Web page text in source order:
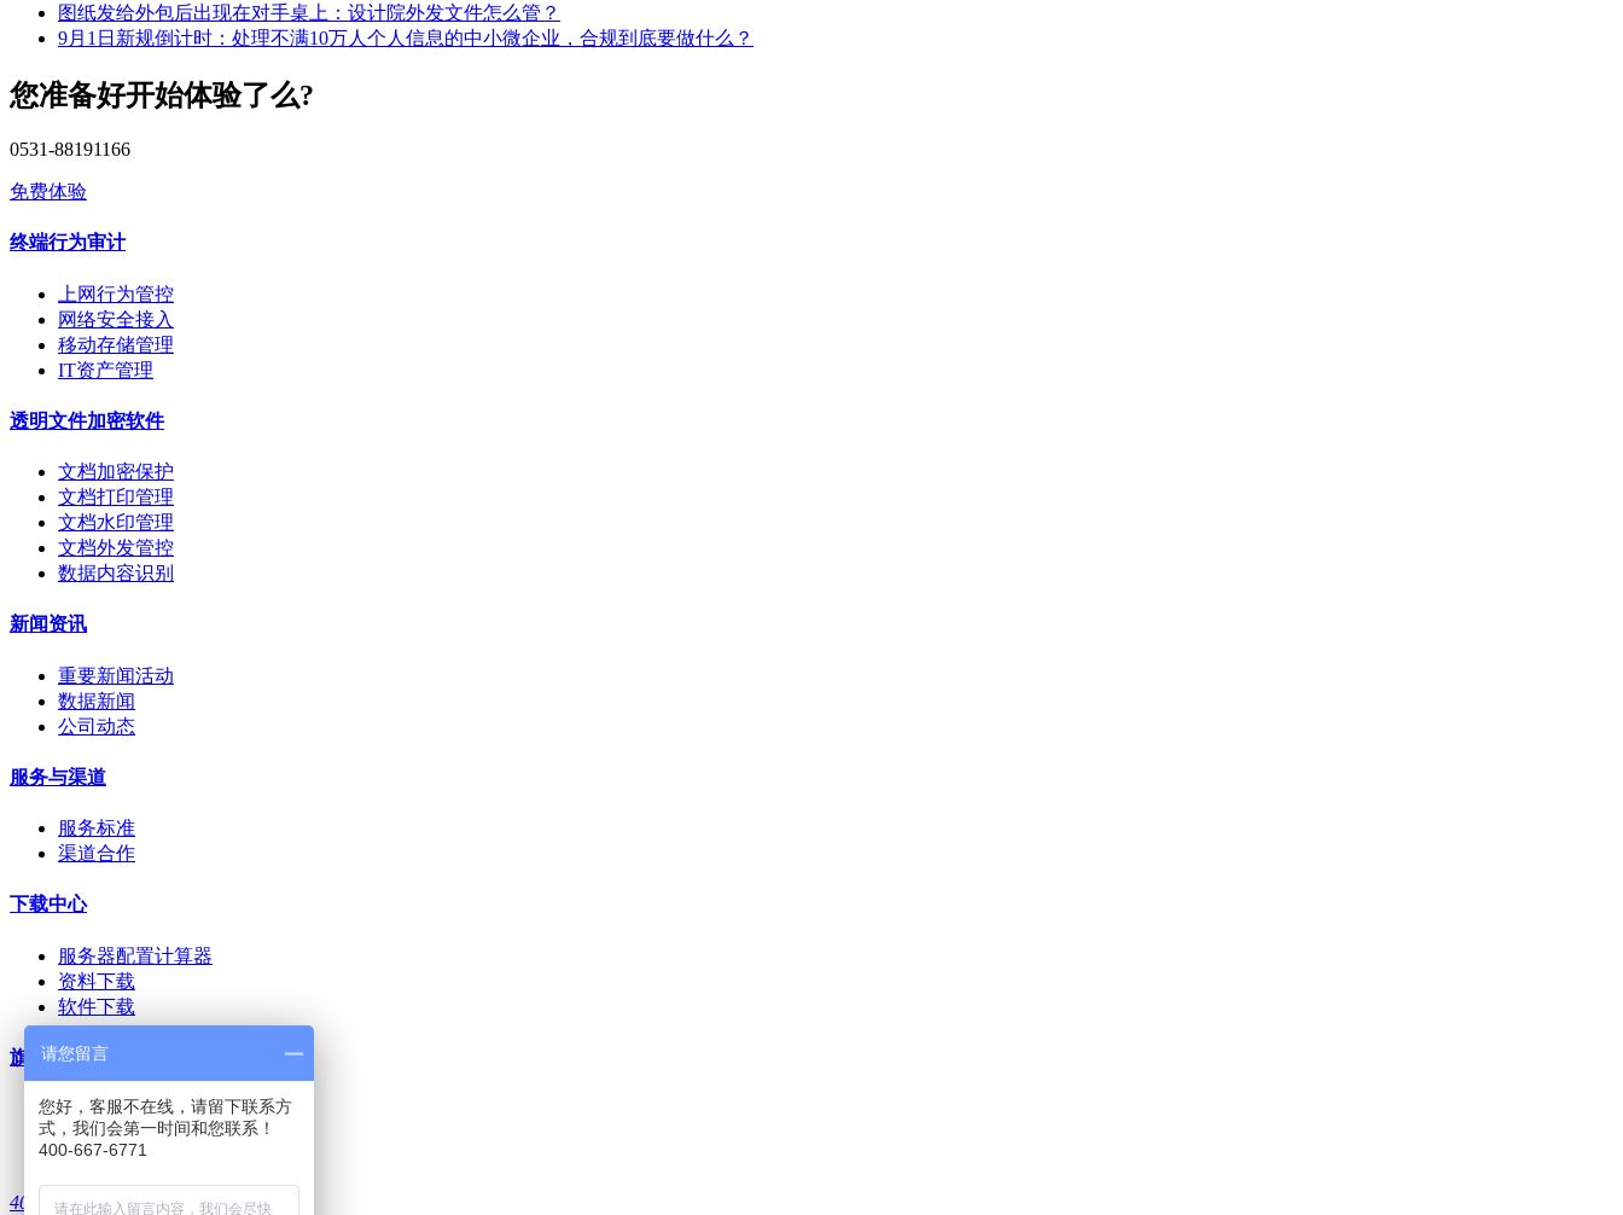
图纸发给外包后出现在对手桌上：设计院外发文件怎么管？
9月1日新规倒计时：处理不满10万人个人信息的中小微企业，合规到底要做什么？
您准备好开始体验了么?
0531-88191166
免费体验
终端行为审计
上网行为管控
网络安全接入
移动存储管理
IT资产管理
透明文件加密软件
文档加密保护
文档打印管理
文档水印管理
文档外发管控
数据内容识别
新闻资讯
重要新闻活动
数据新闻
公司动态
服务与渠道
服务标准
渠道合作
下载中心
服务器配置计算器
资料下载
软件下载
旗下网站
dsm知识库
上邦-三品PLM
上邦技术社区
4006676771
请您留言
您好，客服不在线，请留下联系方
式，我们会第一时间和您联系！
400-667-6771